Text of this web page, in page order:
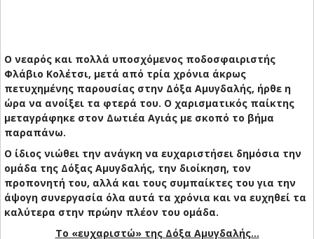
Ο νεαρός και πολλά υποσχόμενος ποδοσφαιριστής
Φλάβιο Κολέτσι, μετά από τρία χρόνια άκρως
πετυχημένης παρουσίας στην Δόξα Αμυγδαλής, ήρθε η
ώρα να ανοίξει τα φτερά του. Ο χαρισματικός παίκτης
μεταγράφηκε στον Δωτιέα Αγιάς με σκοπό το βήμα
παραπάνω.
Ο ίδιος νιώθει την ανάγκη να ευχαριστήσει δημόσια την
ομάδα της Δόξας Αμυγδαλής, την διοίκηση, τον
προπονητή του, αλλά και τους συμπαίκτες του για την
άψογη συνεργασία όλα αυτά τα χρόνια και να ευχηθεί τα
καλύτερα στην πρώην πλέον του ομάδα.
Το «ευχαριστώ» της Δόξα Αμυγδαλής…